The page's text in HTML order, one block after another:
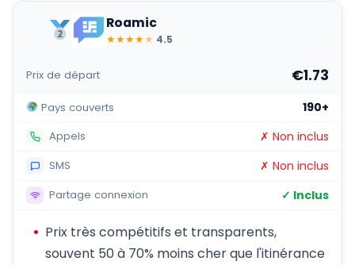
Roamic
★★★★★ 4.5
Prix de départ €1.73
Pays couverts 190+
Appels ✗ Non inclus
SMS ✗ Non inclus
Partage connexion ✓ Inclus
Prix très compétitifs et transparents,
souvent 50 à 70% moins cher que l'itinérance